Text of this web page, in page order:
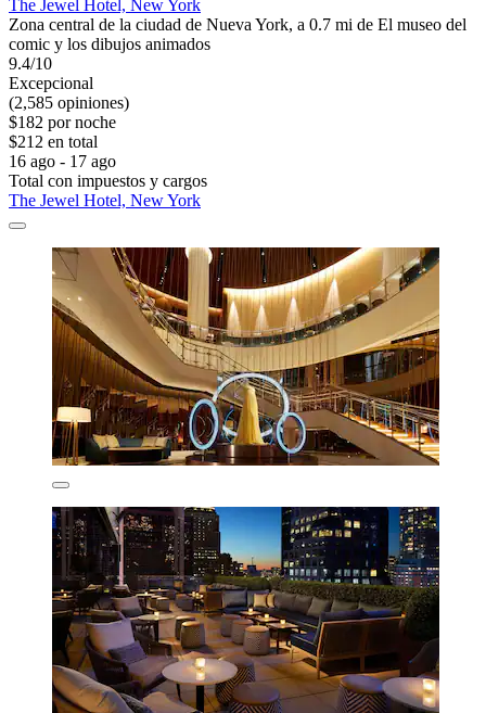
The Jewel Hotel, New York
Zona central de la ciudad de Nueva York, a 0.7 mi de El museo del
comic y los dibujos animados
9.4/10
Excepcional
(2,585 opiniones)
$182 por noche
$212 en total
16 ago - 17 ago
Total con impuestos y cargos
The Jewel Hotel, New York